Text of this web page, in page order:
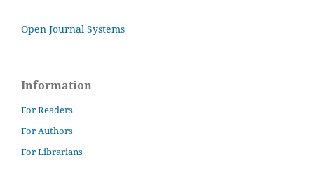
Open Journal Systems
Information
For Readers
For Authors
For Librarians